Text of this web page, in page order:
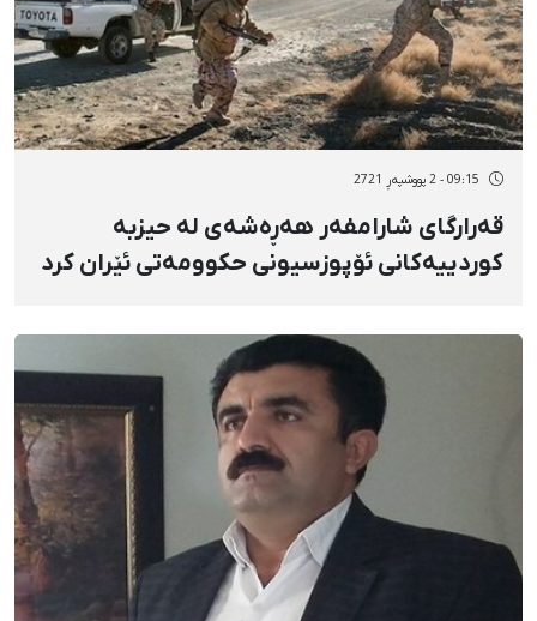
09:15 - 2 پووشپەڕ 2721
قەرارگای شارامفەر هەڕەشەی لە حیزبە
کوردییەکانی ئۆپوزسیونی حکوومەتی ئێران کرد